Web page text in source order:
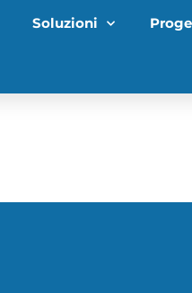
Soluzioni